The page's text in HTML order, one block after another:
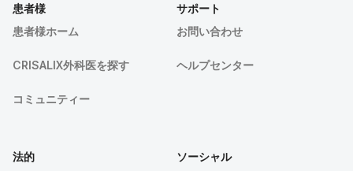
患者様
患者様ホーム
CRISALIX外科医を探す
コミュニティー
サポート
お問い合わせ
ヘルプセンター
法的
ソーシャル